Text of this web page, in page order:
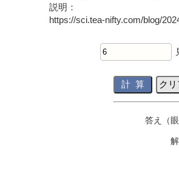
説明：
https://sci.tea-nifty.com/blog/
答え（眼